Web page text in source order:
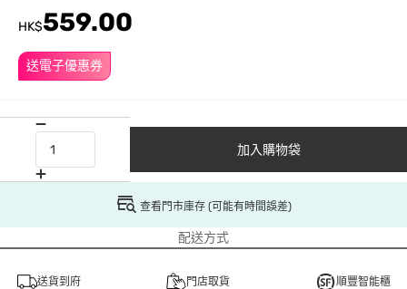
送電子優惠券
HK$559.00
加入購物袋
查看門市庫存 (可能有時間誤差)
配送方式
送貨到府 門店取貨 順豐智能櫃